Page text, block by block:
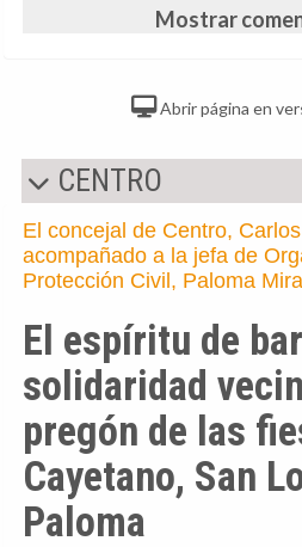
Mostrar
Abrir página en
CENTRO
El concejal de Centro,
acompañado a la jefa de
Protección Civil, Paloma
El espíritu de
solidaridad
pregón de las
Cayetano, San
Paloma